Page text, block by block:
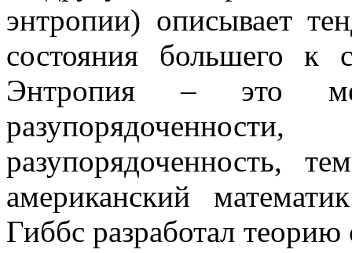
энтропии) описывает
состояния большего к
Энтропия – это
разупорядоченность,
американский
Гиббс разработал